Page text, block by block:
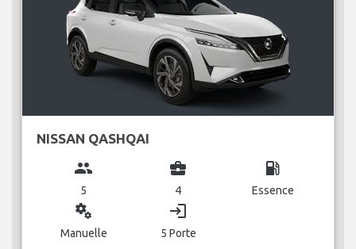
NISSAN QASHQAI
group
5
business_center
4
local_gas_station
Essence
miscellaneous_services
Manuelle
login
5 Porte